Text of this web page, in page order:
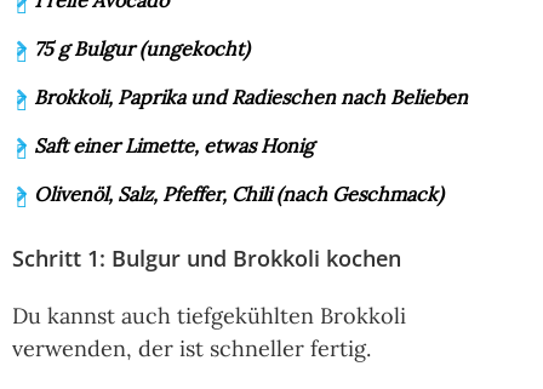
75 g Bulgur (ungekocht)
Brokkoli, Paprika und Radieschen nach Belieben
Saft einer Limette, etwas Honig
Olivenöl, Salz, Pfeffer, Chili (nach Geschmack)
Schritt 1: Bulgur und Brokkoli kochen
Du kannst auch tiefgekühlten Brokkoli
verwenden, der ist schneller fertig.